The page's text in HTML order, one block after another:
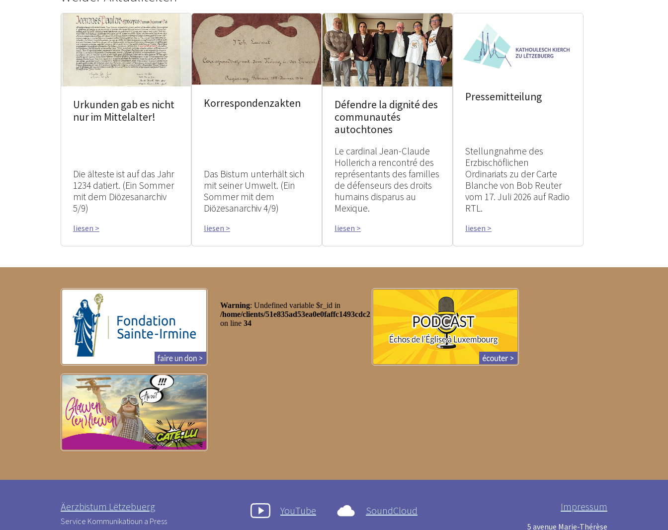
Urkunden gab es nicht
nur im Mittelalter!
Die älteste ist auf das Jahr
1234 datiert. (Ein Sommer
mit dem Diözesanarchiv
5/9)
liesen >
Korrespondenzakten
Das Bistum unterhält sich
mit seiner Umwelt. (Ein
Sommer mit dem
Diözesanarchiv 4/9)
liesen >
Défendre la dignité des
communautés
autochtones
Le cardinal Jean-Claude
Hollerich a rencontré des
représentants des familles
de défenseurs des droits
humains disparus au
Mexique.
liesen >
Pressemitteilung
Stellungnahme des
Erzbischöflichen
Ordinariats zu der Carte
Blanche von Bob Reuter
vom 17. Juli 2026 auf Radio
RTL.
liesen >
Äerzbistum Lëtzebuerg
Service Kommunikatioun a Press
YouTube SoundCloud Impressum
5 avenue Marie-Thérèse